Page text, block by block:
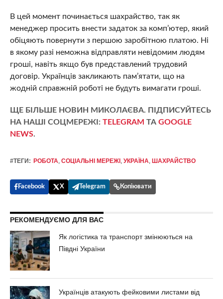
В цей момент починається шахрайство, так як
менеджер просить внести задаток за комп’ютер, який
обіцяють повернути з першою заробітною платою. Ні
в якому разі неможна відправляти невідомим людям
гроші, навіть якщо був представлений трудовий
договір. Українців закликають пам’ятати, що на
жодній справжній роботі не будуть вимагати гроші.
ЩЕ БІЛЬШЕ НОВИН МИКОЛАЄВА. ПІДПИСУЙТЕСЬ
НА НАШІ СОЦМЕРЕЖІ: TELEGRAM ТА GOOGLE
NEWS.
#ТЕГИ: РОБОТА, СОЦІАЛЬНІ МЕРЕЖІ , УКРАЇНА, ШАХРАЙСТВО
Facebook X Telegram Копіювати
РЕКОМЕНДУЄМО ДЛЯ ВАС
Як логістика та транспорт змінюються на
Півдні України
Українців атакують фейковими листами від